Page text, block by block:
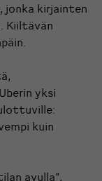
jonka kirjainten
Kiiltävän
yksi
kuin
avulla”,